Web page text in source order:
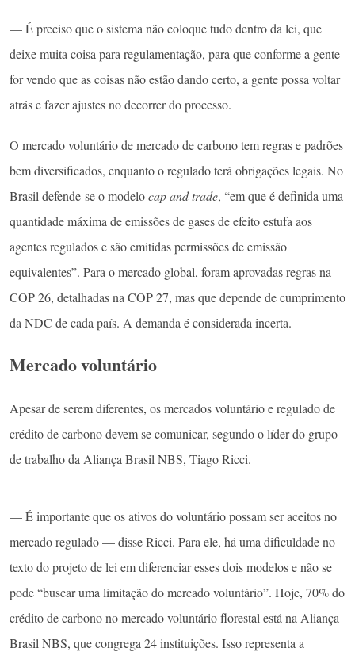
— É preciso que o sistema não coloque tudo dentro da lei, que
deixe muita coisa para regulamentação, para que conforme a gente
for vendo que as coisas não estão dando certo, a gente possa voltar
atrás e fazer ajustes no decorrer do processo.
O mercado voluntário de mercado de carbono tem regras e padrões
bem diversificados, enquanto o regulado terá obrigações legais. No
Brasil defende-se o modelocap and trade, “em que é definida uma
quantidade máxima de emissões de gases de efeito estufa aos
agentes regulados e são emitidas permissões de emissão
equivalentes”. Para o mercado global, foram aprovadas regras na
COP 26, detalhadas na COP 27, mas que depende de cumprimento
da NDC de cada país. A demanda é considerada incerta.
Mercado voluntário
Apesar de serem diferentes, os mercados voluntário e regulado de
crédito de carbono devem se comunicar, segundo o líder do grupo
de trabalho da Aliança Brasil NBS, Tiago Ricci.
— É importante que os ativos do voluntário possam ser aceitos no
mercado regulado — disse Ricci. Para ele, há uma dificuldade no
texto do projeto de lei em diferenciar esses dois modelos e não se
pode “buscar uma limitação do mercado voluntário”. Hoje, 70% do
crédito de carbono no mercado voluntário florestal está na Aliança
Brasil NBS, que congrega 24 instituições. Isso representa a